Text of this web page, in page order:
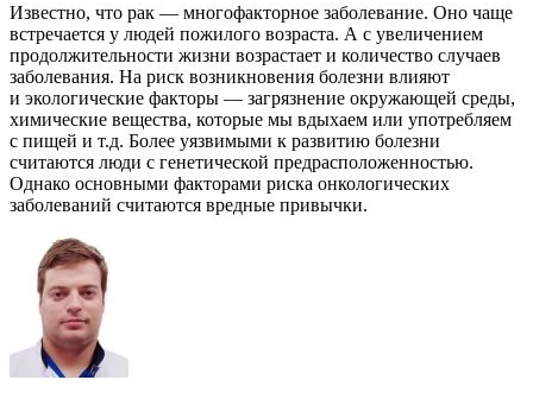
Известно, что рак — многофакторное заболевание. Оно чаще
встречается у людей пожилого возраста. А с увеличением
продолжительности жизни возрастает и количество случаев
заболевания. На риск возникновения болезни влияют
и экологические факторы — загрязнение окружающей среды,
химические вещества, которые мы вдыхаем или употребляем
с пищей и т.д. Более уязвимыми к развитию болезни
считаются люди с генетической предрасположенностью.
Однако основными факторами риска онкологических
заболеваний считаются вредные привычки.